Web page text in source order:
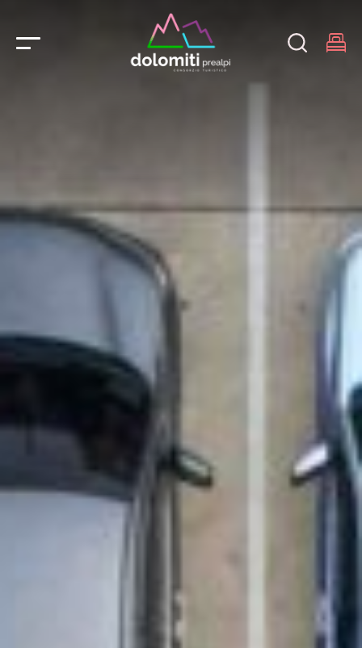
Main Navigation